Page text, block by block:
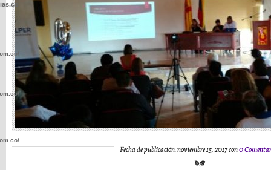
Fecha de publicación: noviembre 15, 2017 con0
wp-
wp-
wp-
wp-